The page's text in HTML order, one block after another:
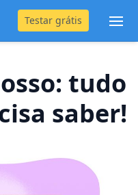
Testar grátis
tudo
saber!